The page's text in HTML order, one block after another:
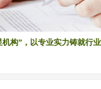
机构”，以专业实力铸就行